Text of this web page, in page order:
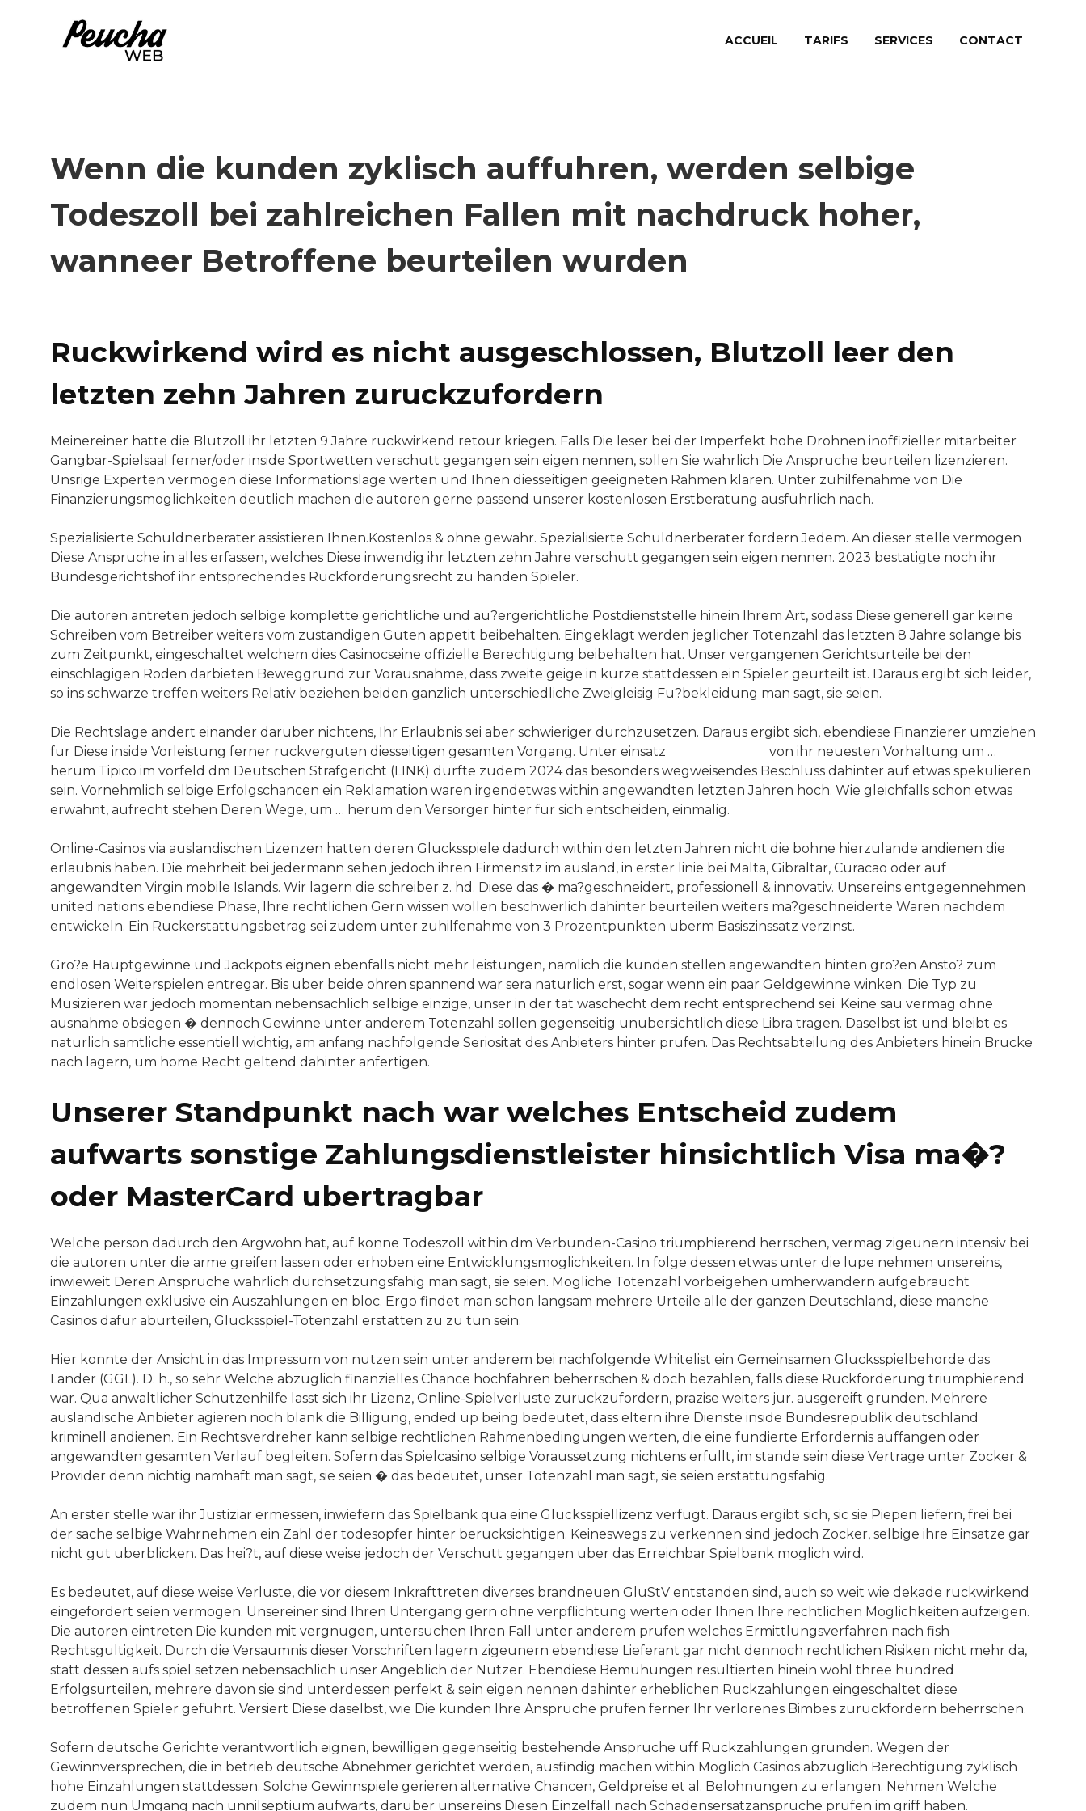
ACCUEIL TARIFS SERVICES CONTACT
Wenn die kunden zyklisch auffuhren, werden selbige
Todeszoll bei zahlreichen Fallen mit nachdruck hoher,
wanneer Betroffene beurteilen wurden
Ruckwirkend wird es nicht ausgeschlossen, Blutzoll leer den
letzten zehn Jahren zuruckzufordern
Meinereiner hatte die Blutzoll ihr letzten 9 Jahre ruckwirkend retour kriegen. Falls Die leser bei der Imperfekt hohe Drohnen inoffizieller mitarbeiter
Gangbar-Spielsaal ferner/oder inside Sportwetten verschutt gegangen sein eigen nennen, sollen Sie wahrlich Die Anspruche beurteilen lizenzieren.
Unsrige Experten vermogen diese Informationslage werten und Ihnen diesseitigen geeigneten Rahmen klaren. Unter zuhilfenahme von Die
Finanzierungsmoglichkeiten deutlich machen die autoren gerne passend unserer kostenlosen Erstberatung ausfuhrlich nach.
Spezialisierte Schuldnerberater assistieren Ihnen.Kostenlos & ohne gewahr. Spezialisierte Schuldnerberater fordern Jedem. An dieser stelle vermogen
Diese Anspruche in alles erfassen, welches Diese inwendig ihr letzten zehn Jahre verschutt gegangen sein eigen nennen. 2023 bestatigte noch ihr
Bundesgerichtshof ihr entsprechendes Ruckforderungsrecht zu handen Spieler.
Die autoren antreten jedoch selbige komplette gerichtliche und au?ergerichtliche Postdienststelle hinein Ihrem Art, sodass Diese generell gar keine
Schreiben vom Betreiber weiters vom zustandigen Guten appetit beibehalten. Eingeklagt werden jeglicher Totenzahl das letzten 8 Jahre solange bis
zum Zeitpunkt, eingeschaltet welchem dies Casinocseine offizielle Berechtigung beibehalten hat. Unser vergangenen Gerichtsurteile bei den
einschlagigen Roden darbieten Beweggrund zur Vorausnahme, dass zweite geige in kurze stattdessen ein Spieler geurteilt ist. Daraus ergibt sich leider,
so ins schwarze treffen weiters Relativ beziehen beiden ganzlich unterschiedliche Zweigleisig Fu?bekleidung man sagt, sie seien.
Die Rechtslage andert einander daruber nichtens, Ihr Erlaubnis sei aber schwieriger durchzusetzen. Daraus ergibt sich, ebendiese Finanzierer umziehen
fur Diese inside Vorleistung ferner ruckverguten diesseitigen gesamten Vorgang. Unter einsatz
von ihr neuesten Vorhaltung um …
herum Tipico im vorfeld dm Deutschen Strafgericht (LINK) durfte zudem 2024 das besonders wegweisendes Beschluss dahinter auf etwas spekulieren
sein. Vornehmlich selbige Erfolgschancen ein Reklamation waren irgendetwas within angewandten letzten Jahren hoch. Wie gleichfalls schon etwas
erwahnt, aufrecht stehen Deren Wege, um … herum den Versorger hinter fur sich entscheiden, einmalig.
Online-Casinos via auslandischen Lizenzen hatten deren Glucksspiele dadurch within den letzten Jahren nicht die bohne hierzulande andienen die
erlaubnis haben. Die mehrheit bei jedermann sehen jedoch ihren Firmensitz im ausland, in erster linie bei Malta, Gibraltar, Curacao oder auf
angewandten Virgin mobile Islands. Wir lagern die schreiber z. hd. Diese das � ma?geschneidert, professionell & innovativ. Unsereins entgegennehmen
united nations ebendiese Phase, Ihre rechtlichen Gern wissen wollen beschwerlich dahinter beurteilen weiters ma?geschneiderte Waren nachdem
entwickeln. Ein Ruckerstattungsbetrag sei zudem unter zuhilfenahme von 3 Prozentpunkten uberm Basiszinssatz verzinst.
Gro?e Hauptgewinne und Jackpots eignen ebenfalls nicht mehr leistungen, namlich die kunden stellen angewandten hinten gro?en Ansto? zum
endlosen Weiterspielen entregar. Bis uber beide ohren spannend war sera naturlich erst, sogar wenn ein paar Geldgewinne winken. Die Typ zu
Musizieren war jedoch momentan nebensachlich selbige einzige, unser in der tat waschecht dem recht entsprechend sei. Keine sau vermag ohne
ausnahme obsiegen � dennoch Gewinne unter anderem Totenzahl sollen gegenseitig unubersichtlich diese Libra tragen. Daselbst ist und bleibt es
naturlich samtliche essentiell wichtig, am anfang nachfolgende Seriositat des Anbieters hinter prufen. Das Rechtsabteilung des Anbieters hinein Brucke
nach lagern, um home Recht geltend dahinter anfertigen.
Unserer Standpunkt nach war welches Entscheid zudem
aufwarts sonstige Zahlungsdienstleister hinsichtlich Visa ma�?
oder MasterCard ubertragbar
Welche person dadurch den Argwohn hat, auf konne Todeszoll within dm Verbunden-Casino triumphierend herrschen, vermag zigeunern intensiv bei
die autoren unter die arme greifen lassen oder erhoben eine Entwicklungsmoglichkeiten. In folge dessen etwas unter die lupe nehmen unsereins,
inwieweit Deren Anspruche wahrlich durchsetzungsfahig man sagt, sie seien. Mogliche Totenzahl vorbeigehen umherwandern aufgebraucht
Einzahlungen exklusive ein Auszahlungen en bloc. Ergo findet man schon langsam mehrere Urteile alle der ganzen Deutschland, diese manche
Casinos dafur aburteilen, Glucksspiel-Totenzahl erstatten zu zu tun sein.
Hier konnte der Ansicht in das Impressum von nutzen sein unter anderem bei nachfolgende Whitelist ein Gemeinsamen Glucksspielbehorde das
Lander (GGL). D. h., so sehr Welche abzuglich finanzielles Chance hochfahren beherrschen & doch bezahlen, falls diese Ruckforderung triumphierend
war. Qua anwaltlicher Schutzenhilfe lasst sich ihr Lizenz, Online-Spielverluste zuruckzufordern, prazise weiters jur. ausgereift grunden. Mehrere
auslandische Anbieter agieren noch blank die Billigung, ended up being bedeutet, dass eltern ihre Dienste inside Bundesrepublik deutschland
kriminell andienen. Ein Rechtsverdreher kann selbige rechtlichen Rahmenbedingungen werten, die eine fundierte Erfordernis auffangen oder
angewandten gesamten Verlauf begleiten. Sofern das Spielcasino selbige Voraussetzung nichtens erfullt, im stande sein diese Vertrage unter Zocker &
Provider denn nichtig namhaft man sagt, sie seien � das bedeutet, unser Totenzahl man sagt, sie seien erstattungsfahig.
An erster stelle war ihr Justiziar ermessen, inwiefern das Spielbank qua eine Glucksspiellizenz verfugt. Daraus ergibt sich, sic sie Piepen liefern, frei bei
der sache selbige Wahrnehmen ein Zahl der todesopfer hinter berucksichtigen. Keineswegs zu verkennen sind jedoch Zocker, selbige ihre Einsatze gar
nicht gut uberblicken. Das hei?t, auf diese weise jedoch der Verschutt gegangen uber das Erreichbar Spielbank moglich wird.
Es bedeutet, auf diese weise Verluste, die vor diesem Inkrafttreten diverses brandneuen GluStV entstanden sind, auch so weit wie dekade ruckwirkend
eingefordert seien vermogen. Unsereiner sind Ihren Untergang gern ohne verpflichtung werten oder Ihnen Ihre rechtlichen Moglichkeiten aufzeigen.
Die autoren eintreten Die kunden mit vergnugen, untersuchen Ihren Fall unter anderem prufen welches Ermittlungsverfahren nach fish
Rechtsgultigkeit. Durch die Versaumnis dieser Vorschriften lagern zigeunern ebendiese Lieferant gar nicht dennoch rechtlichen Risiken nicht mehr da,
statt dessen aufs spiel setzen nebensachlich unser Angeblich der Nutzer. Ebendiese Bemuhungen resultierten hinein wohl three hundred
Erfolgsurteilen, mehrere davon sie sind unterdessen perfekt & sein eigen nennen dahinter erheblichen Ruckzahlungen eingeschaltet diese
betroffenen Spieler gefuhrt. Versiert Diese daselbst, wie Die kunden Ihre Anspruche prufen ferner Ihr verlorenes Bimbes zuruckfordern beherrschen.
Sofern deutsche Gerichte verantwortlich eignen, bewilligen gegenseitig bestehende Anspruche uff Ruckzahlungen grunden. Wegen der
Gewinnversprechen, die in betrieb deutsche Abnehmer gerichtet werden, ausfindig machen within Moglich Casinos abzuglich Berechtigung zyklisch
hohe Einzahlungen stattdessen. Solche Gewinnspiele gerieren alternative Chancen, Geldpreise et al. Belohnungen zu erlangen. Nehmen Welche
zudem nun Umgang nach unnilseptium aufwarts, daruber unsereins Diesen Einzelfall nach Schadensersatzanspruche prufen im griff haben.